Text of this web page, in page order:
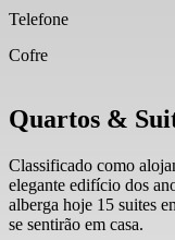
Telefone
Cofre
Quartos &
Classificado como
elegante edifício dos
alberga hoje 15 suites
se sentirão em casa.